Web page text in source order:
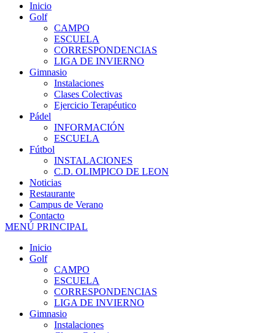
Inicio
Golf
CAMPO
ESCUELA
CORRESPONDENCIAS
LIGA DE INVIERNO
Gimnasio
Instalaciones
Clases Colectivas
Ejercicio Terapéutico
Pádel
INFORMACIÓN
ESCUELA
Fútbol
INSTALACIONES
C.D. OLIMPICO DE LEON
Noticias
Restaurante
Campus de Verano
Contacto
MENÚ PRINCIPAL
Inicio
Golf
CAMPO
ESCUELA
CORRESPONDENCIAS
LIGA DE INVIERNO
Gimnasio
Instalaciones